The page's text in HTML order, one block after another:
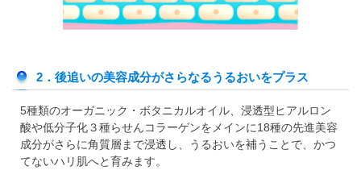
2．後追いの美容成分がさらなるうるおいをプラス
5種類のオーガニック・ボタニカルオイル、浸透型ヒアルロン
酸や低分子化３種らせんコラーゲンをメインに18種の先進美容
成分がさらに角質層まで浸透し、うるおいを補うことで、かつ
てないハリ肌へと育みます。